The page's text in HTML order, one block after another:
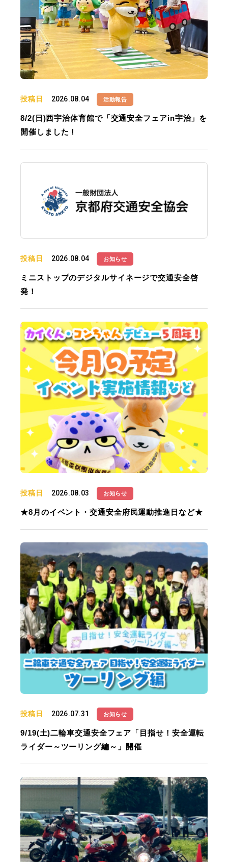
投稿日 2026.08.04 活動報告
8/2(日)西宇治体育館で「交通安全フェアin宇治」を
開催しました！
投稿日 2026.08.04 お知らせ
ミニストップのデジタルサイネージで交通安全啓
発！
投稿日 2026.08.03 お知らせ
★8月のイベント・交通安全府民運動推進日など★
投稿日 2026.07.31 お知らせ
9/19(土)二輪車交通安全フェア「目指せ！安全運転
ライダー～ツーリング編～」開催